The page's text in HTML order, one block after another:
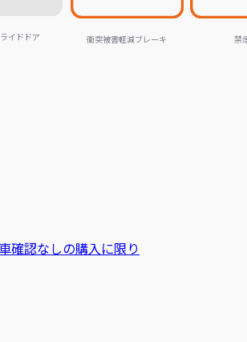
イドドア 衝突被害軽減ブレーキ 禁
確認なしの購入に限り